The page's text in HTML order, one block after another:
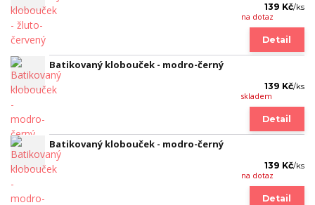
139 Kč/ks
na dotaz
Detail
Batikovaný klobouček - modro-černý
139 Kč/ks
skladem
Detail
Batikovaný klobouček - modro-černý
139 Kč/ks
na dotaz
Detail